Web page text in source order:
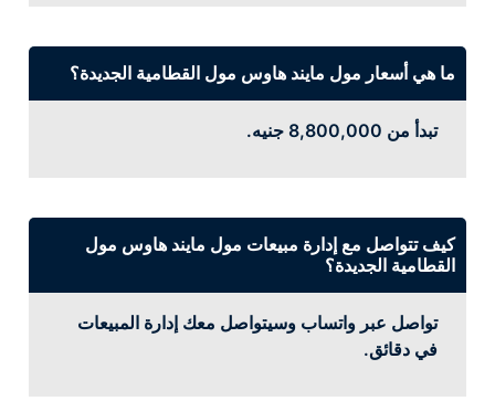
ما هي أسعار مول مايند هاوس مول القطامية الجديدة؟
تبدأ من 8,800,000 جنيه.
كيف تتواصل مع إدارة مبيعات مول مايند هاوس مول
القطامية الجديدة؟
تواصل عبر واتساب وسيتواصل معك إدارة المبيعات
في دقائق.